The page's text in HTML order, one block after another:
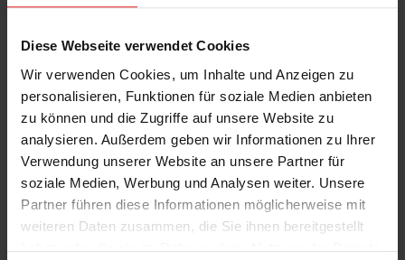
Diese Webseite verwendet Cookies
Wir verwenden Cookies, um Inhalte und Anzeigen zu
personalisieren, Funktionen für soziale Medien anbieten
zu können und die Zugriffe auf unsere Website zu
analysieren. Außerdem geben wir Informationen zu Ihrer
Verwendung unserer Website an unsere Partner für
soziale Medien, Werbung und Analysen weiter. Unsere
Partner führen diese Informationen möglicherweise mit
weiteren Daten zusammen, die Sie ihnen bereitgestellt
haben oder die sie im Rahmen Ihrer Nutzung der Dienste
Für Menschen über 50(das Durchschnittsalter
für das erste Auftreten von Osteoarthritis liegt
bei 55 Jahren).